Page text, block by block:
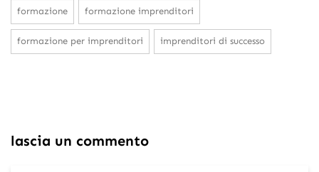
formazione formazione imprenditori
formazione per imprenditori imprenditori di successo
lascia un commento